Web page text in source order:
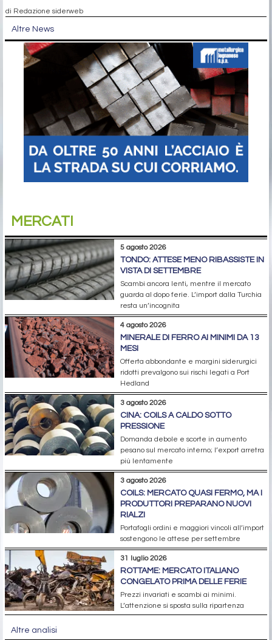
di Redazione siderweb
Altre News
MERCATI
5 agosto 2026
TONDO: ATTESE MENO RIBASSISTE IN
VISTA DI SETTEMBRE
Scambi ancora lenti, mentre il mercato
guarda al dopo ferie. L’import dalla Turchia
resta un’incognita
4 agosto 2026
MINERALE DI FERRO AI MINIMI DA 13
MESI
Offerta abbondante e margini siderurgici
ridotti prevalgono sui rischi legati a Port
Hedland
3 agosto 2026
CINA: COILS A CALDO SOTTO
PRESSIONE
Domanda debole e scorte in aumento
pesano sul mercato interno; l’export arretra
più lentamente
3 agosto 2026
COILS: MERCATO QUASI FERMO, MA I
PRODUTTORI PREPARANO NUOVI
RIALZI
Portafogli ordini e maggiori vincoli all’import
sostengono le attese per settembre
31 luglio 2026
ROTTAME: MERCATO ITALIANO
CONGELATO PRIMA DELLE FERIE
Prezzi invariati e scambi ai minimi.
L’attenzione si sposta sulla ripartenza
Altre analisi